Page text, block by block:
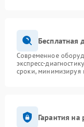
Бесплатная
Современное
экспресс-
сроки, минимизируя
Гарантия на